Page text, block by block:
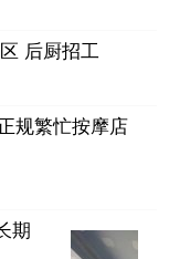
后厨招工
规繁忙按摩店
期